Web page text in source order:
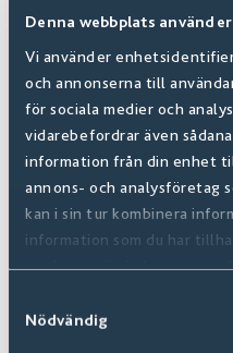
Denna webbplats
Vi använder
och annonserna till
för sociala medier och
vidarebefordrar även
information från din enhet
annons- och analysföretag
kan i sin tur kombinera
information som du har
samlat in när du har använt
Nödvändig